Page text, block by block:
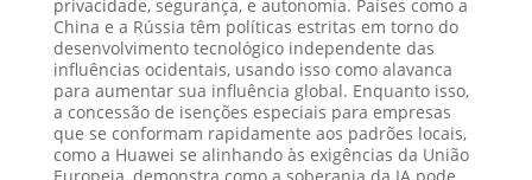
privacidade, segurança, e autonomia. Países como a
China e a Rússia têm políticas estritas em torno do
desenvolvimento tecnológico independente das
influências ocidentais, usando isso como alavanca
para aumentar sua influência global. Enquanto isso,
a concessão de isenções especiais para empresas
que se conformam rapidamente aos padrões locais,
como a Huawei se alinhando às exigências da União